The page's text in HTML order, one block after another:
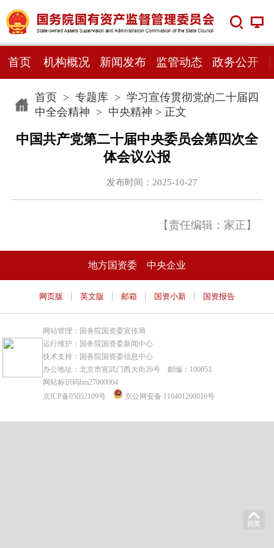
首页 机构概况 新闻发布 监管动态 政务公开
首页> 专题库> 学习宣传贯彻党的二十届四
中全会精神 > 中央精神 > 正文
中国共产党第二十届中央委员会第四次全
体会议公报
发布时间：2025-10-27
【责任编辑：家正】
地方国资委 中央企业
网页版 | 英文版 | 邮箱 | 国资小新 | 国资报告
网站管理：国务院国资委宣传局
运行维护：国务院国资委新闻中心
技术支持：国务院国资委信息中心
办公地址：北京市宣武门西大街26号 邮编：100053
网站标识码bm27000004
京ICP备05052109号
京公网安备 110401200016号